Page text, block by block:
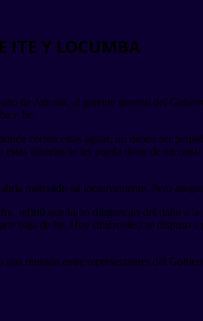
ITE Y LOCUMBA
de Aricota, el gerente general del
e Ite.
corren estas aguas, no deben ser
tuberías se les pueda dotar de un
motivado tal inconveniente. Pero
refirió que hubo diligencias del daño a
baja de Ite. Hoy (miércoles) se
reunión entre representantes del